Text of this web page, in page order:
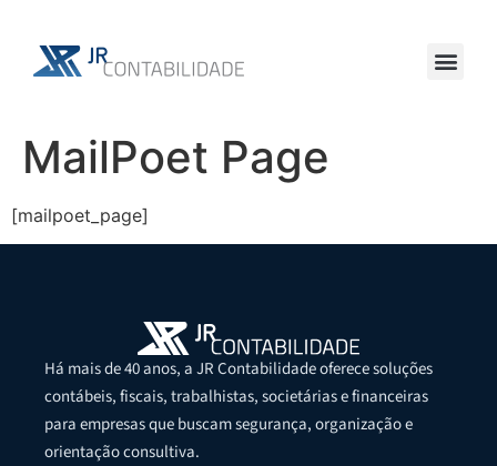
MailPoet Page
[mailpoet_page]
Há mais de 40 anos, a JR Contabilidade oferece soluções
contábeis, fiscais, trabalhistas, societárias e financeiras
para empresas que buscam segurança, organização e
orientação consultiva.